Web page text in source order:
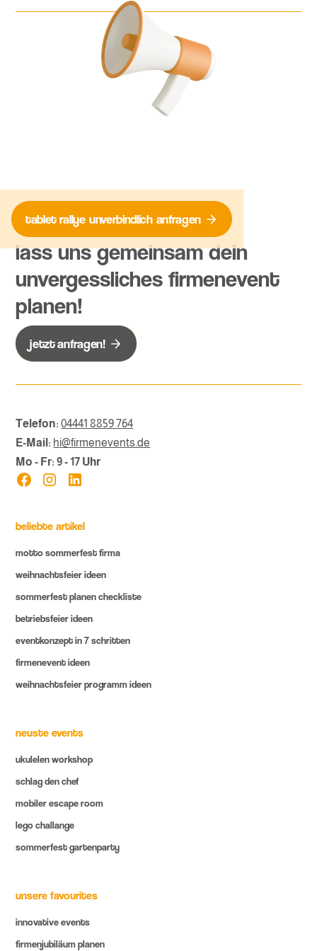
an eure Corporate Identity anpassen.
Die reine Spielzeit beträgt 1,5 Stunden. Mit Begrüßung,
Einweisung und Siegerehrung dauert das Event
insgesamt etwa 2,5 Stunden. Wir passen den Ablauf gerne
individuell an deine zeitlichen Wünsche an.
tablet rallye unverbindlich anfragen
lass uns gemeinsam dein
unvergessliches firmenevent
planen!
jetzt anfragen!
Telefon: 04441 8859 764
E-Mail: hi@firmenevents.de
Mo - Fr: 9 - 17 Uhr
beliebte artikel
motto sommerfest firma
weihnachtsfeier ideen
sommerfest planen checkliste
betriebsfeier ideen
eventkonzept in 7 schritten
firmenevent ideen
weihnachtsfeier programm ideen
neuste events
ukulelen workshop
schlag den chef
mobiler escape room
lego challange
sommerfest gartenparty
unsere favourites
innovative events
firmenjubiläum planen